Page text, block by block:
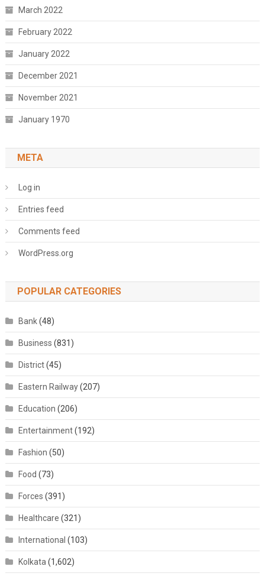
March 2022
February 2022
January 2022
December 2021
November 2021
January 1970
META
Log in
Entries feed
Comments feed
WordPress.org
POPULAR CATEGORIES
Bank(48)
Business (831)
District(45)
Eastern Railway(207)
Education (206)
Entertainment(192)
Fashion (50)
Food (73)
Forces (391)
Healthcare (321)
International (103)
Kolkata (1,602)